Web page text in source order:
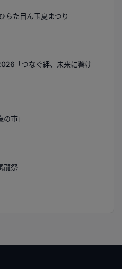
らた目ん玉夏まつり
「つなぐ絆、未来に響け
市」
龍祭